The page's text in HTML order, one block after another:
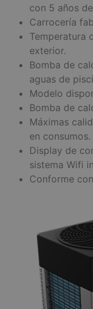
con 5 años
Carrocería
Temperatura
exterior.
Bomba de
aguas de
Modelo
Bomba de
Máximas
en consumos.
Display de
sistema Wifi
Conforme